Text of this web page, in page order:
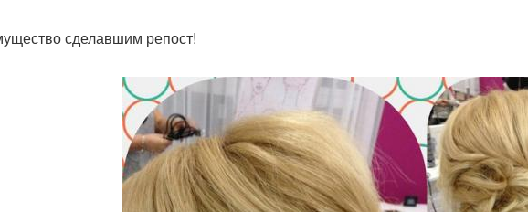
сделавшим репост!